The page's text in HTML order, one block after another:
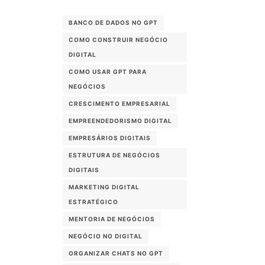
BANCO DE DADOS NO GPT
COMO CONSTRUIR NEGÓCIO
DIGITAL
COMO USAR GPT PARA
NEGÓCIOS
CRESCIMENTO EMPRESARIAL
EMPREENDEDORISMO DIGITAL
EMPRESÁRIOS DIGITAIS
ESTRUTURA DE NEGÓCIOS
DIGITAIS
MARKETING DIGITAL
ESTRATÉGICO
MENTORIA DE NEGÓCIOS
NEGÓCIO NO DIGITAL
ORGANIZAR CHATS NO GPT